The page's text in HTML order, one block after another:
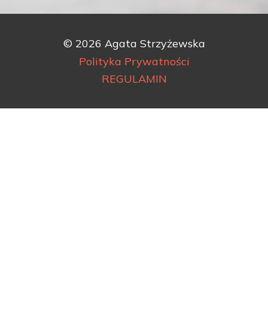
© 2026 Agata Strzyżewska
Polityka Prywatności
REGULAMIN